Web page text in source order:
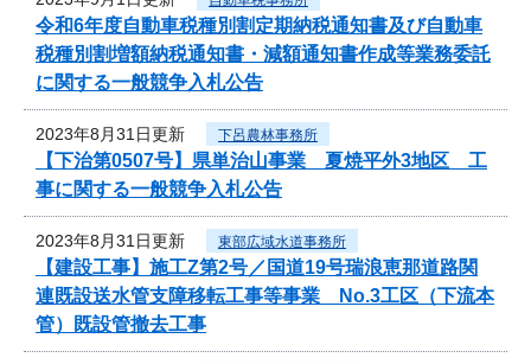
令和6年度自動車税種別割定期納税通知書及び自動車
税種別割増額納税通知書・減額通知書作成等業務委託
に関する一般競争入札公告
2023年8月31日更新 下呂農林事務所
【下治第0507号】県単治山事業 夏焼平外3地区 工
事に関する一般競争入札公告
2023年8月31日更新 東部広域水道事務所
【建設工事】施工Z第2号／国道19号瑞浪恵那道路関
連既設送水管支障移転工事等事業 No.3工区（下流本
管）既設管撤去工事